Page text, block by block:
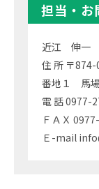
担当・お
近江 伸一
住 所 〒
番地１ 馬
電 話 0977-
ＦＡＸ
Ｅ-mail